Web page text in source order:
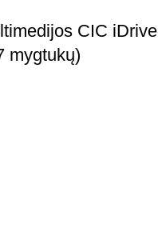
CIC iDrive
mygtukų)